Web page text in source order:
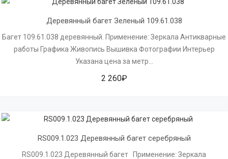
Деревянный багет Зеленый 109.61.038
Багет 109.61.038 деревянный. Применение: Зеркала Антикварные
работы Графика Живопись Вышивка Фотографии Интерьер
Указана цена за метр...
2 260₽
RS009.1.023 Деревянный багет серебряный
RS009.1.023 Деревянный багет Применение: Зеркала